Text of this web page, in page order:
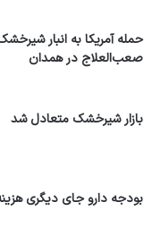
حمله آمریکا به انبار
صعب‌العلاج در همدان
بازار شیرخشک متعادل شد
بودجه دارو جای دیگری